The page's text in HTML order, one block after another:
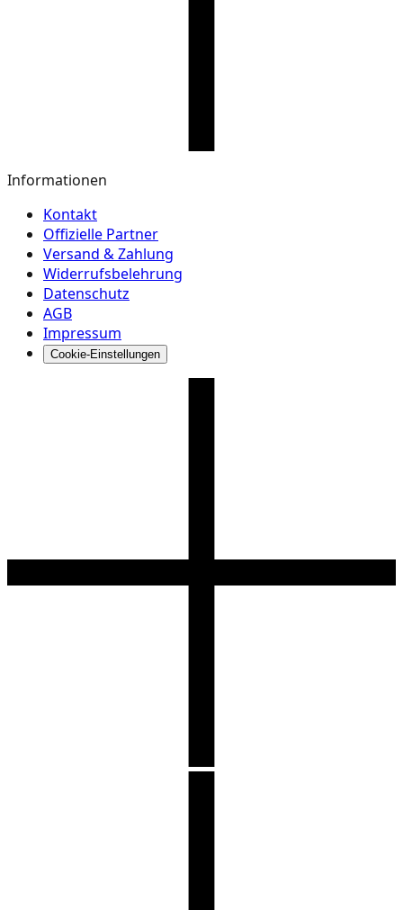
Informationen
Kontakt
Offizielle Partner
Versand & Zahlung
Widerrufsbelehrung
Datenschutz
AGB
Impressum
Cookie-Einstellungen